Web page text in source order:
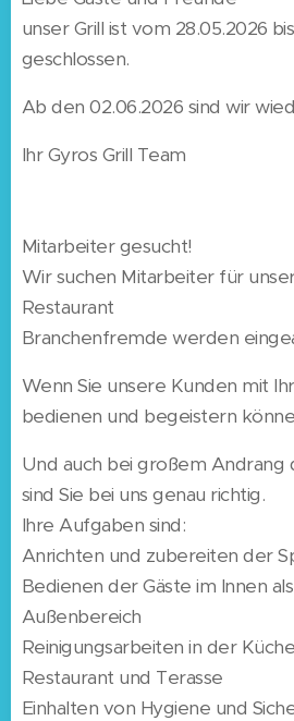
unser Grill ist vom 28.05.2026
geschlossen.
Ab den 02.06.2026 sind wir
Ihr Gyros Grill Team
Mitarbeiter gesucht!
Wir suchen Mitarbeiter für
Restaurant
Branchenfremde werden
Wenn Sie unsere Kunden mit
bedienen und begeistern
Und auch bei großem Andrang
sind Sie bei uns genau richtig.
Ihre Aufgaben sind:
Anrichten und zubereiten der
Bedienen der Gäste im Innen
Außenbereich
Reinigungsarbeiten in der
Restaurant und Terasse
Einhalten von Hygiene und